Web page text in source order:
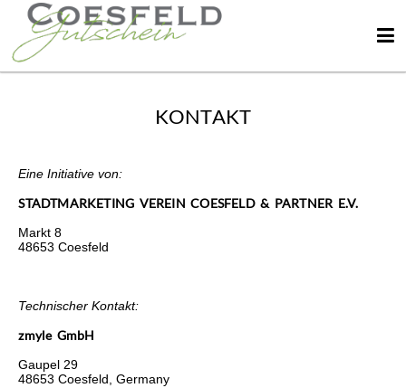
KONTAKT
Eine Initiative von:
STADTMARKETING VEREIN COESFELD & PARTNER E.V.
Markt 8
48653 Coesfeld
Technischer Kontakt:
zmyle GmbH
Gaupel 29
48653 Coesfeld, Germany